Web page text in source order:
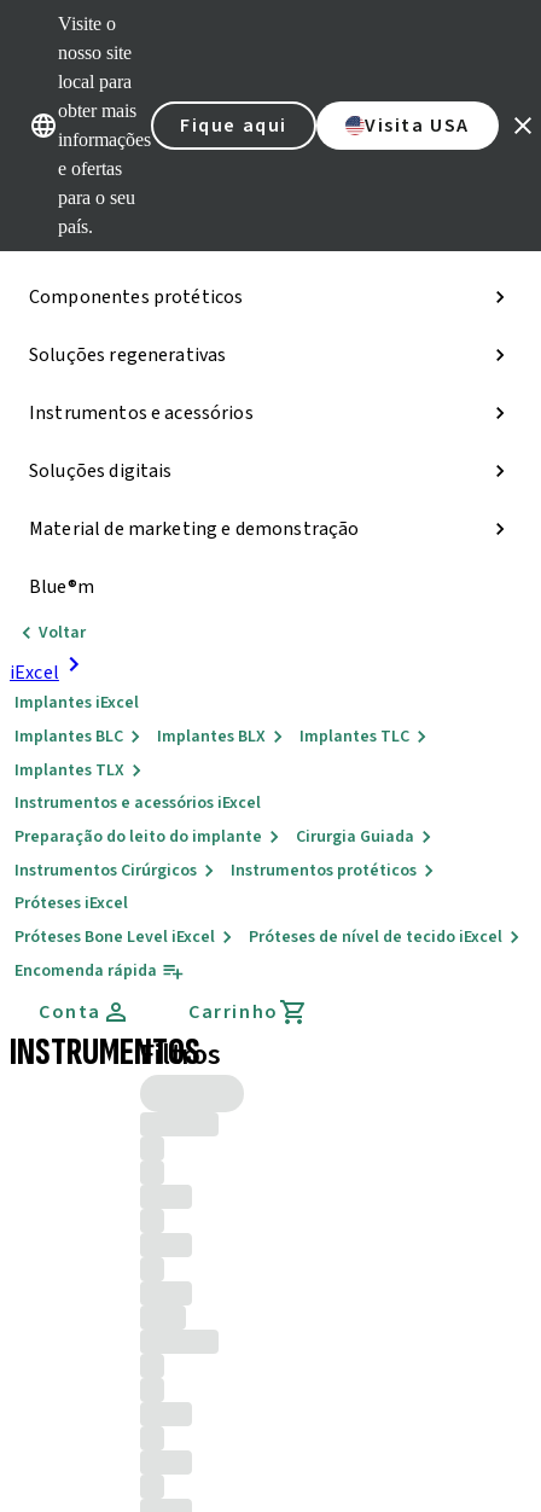
Visite o
nosso site
local para
obter mais
informações
e ofertas
para o seu
país.
Fique aqui Visita USA
Categorias
iExcel
Implantes
Componentes protéticos
Soluções regenerativas
Instrumentos e acessórios
Soluções digitais
Material de marketing e demonstração
Blue®m
Voltar
iExcel
Implantes iExcel
Implantes BLC
Implantes BLX
Implantes TLC
Implantes TLX
Instrumentos e acessórios iExcel
Preparação do leito do implante
Cirurgia Guiada
Instrumentos Cirúrgicos
Instrumentos protéticos
Próteses iExcel
Próteses Bone Level iExcel
Próteses de nível de tecido iExcel
Encomenda rápida
Conta Carrinho
INSTRUMENTOS
Filtros